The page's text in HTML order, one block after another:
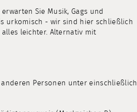
Sie Musik, Gags und
urkomisch - wir sind hier schließlich
leichter. Alternativ mit
Personen unter einschließlich